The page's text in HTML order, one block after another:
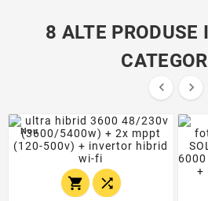
8 ALTE PRODUSE
 
Nou
 